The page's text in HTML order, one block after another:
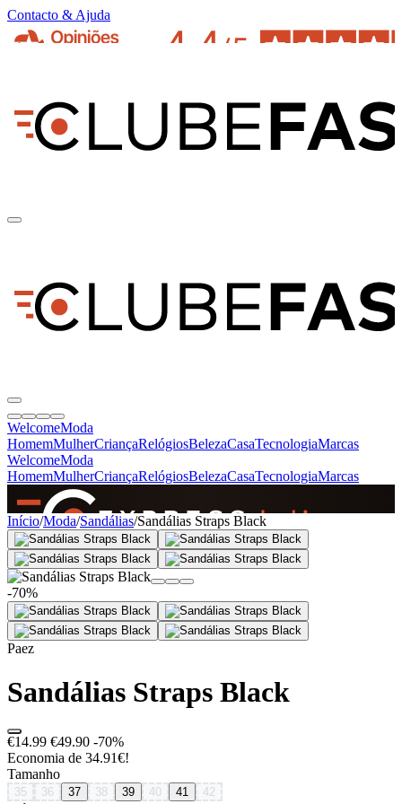
Contacto & Ajuda
WelcomeModa
HomemMulherCriançaRelógiosBelezaCasaTecnologiaMarcas
WelcomeModa
HomemMulherCriançaRelógiosBelezaCasaTecnologiaMarcas
SINCE 2005
+de 36.000 reviews
Início/Moda/Sandálias/Sandálias Straps Black
-70%
Paez
Sandálias Straps Black
€14.99 €49.90 -70%
Economia de 34.91€!
Tamanho
35 36 37 38 39 40 41 42